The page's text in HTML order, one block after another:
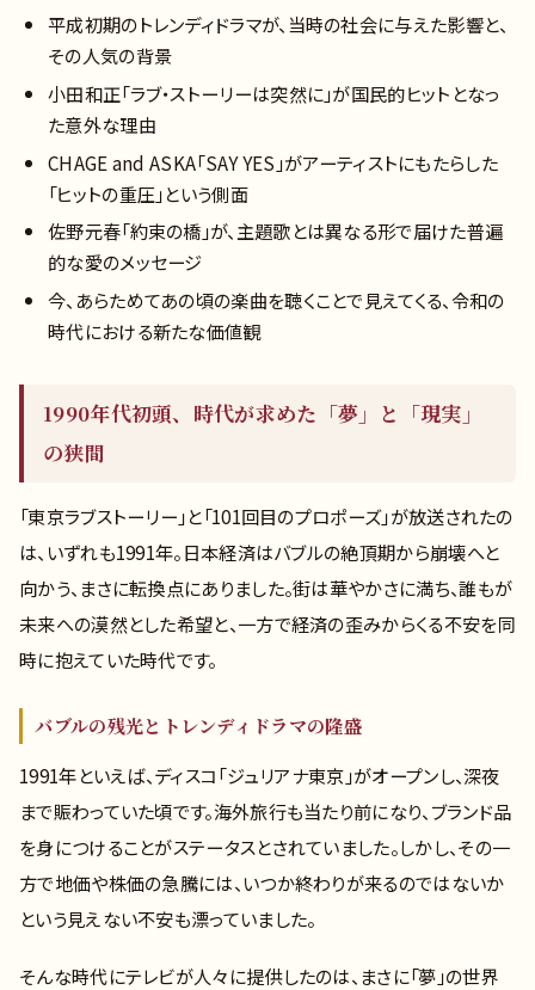
平成初期のトレンディドラマが、当時の社会に与えた影響と、
その人気の背景
小田和正「ラブ・ストーリーは突然に」が国民的ヒットとなっ
た意外な理由
CHAGE and ASKA「SAY YES」がアーティストにもたらした
「ヒットの重圧」という側面
佐野元春「約束の橋」が、主題歌とは異なる形で届けた普遍
的な愛のメッセージ
今、あらためてあの頃の楽曲を聴くことで見えてくる、令和の
時代における新たな価値観
1990年代初頭、時代が求めた「夢」と「現実」
の狭間
「東京ラブストーリー」と「101回目のプロポーズ」が放送されたの
は、いずれも1991年。日本経済はバブルの絶頂期から崩壊へと
向かう、まさに転換点にありました。街は華やかさに満ち、誰もが
未来への漠然とした希望と、一方で経済の歪みからくる不安を同
時に抱えていた時代です。
バブルの残光とトレンディドラマの隆盛
1991年といえば、ディスコ「ジュリアナ東京」がオープンし、深夜
まで賑わっていた頃です。海外旅行も当たり前になり、ブランド品
を身につけることがステータスとされていました。しかし、その一
方で地価や株価の急騰には、いつか終わりが来るのではないか
という見えない不安も漂っていました。
そんな時代にテレビが人々に提供したのは、まさに「夢」の世界